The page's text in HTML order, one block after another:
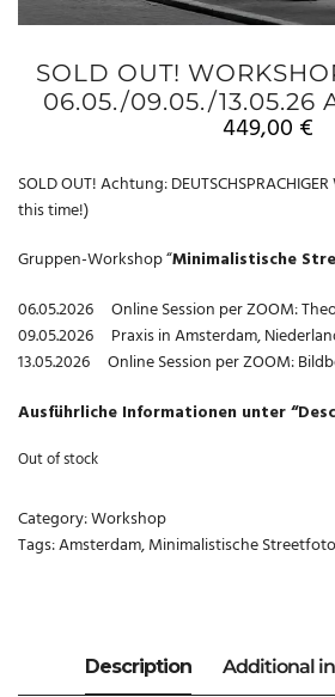
SOLD OUT!
06.05./09.05./13.05.26
449,00 €
SOLD OUT! Achtung:
this time!)
Gruppen-Workshop “Minimalistische
06.05.2026 Online Session per ZOOM:
09.05.2026 Praxis in Amsterdam,
13.05.2026 Online Session per ZOOM:
Ausführliche Informationen unter
Out of stock
Category:Workshop
Tags:Amsterdam,Minimalistische